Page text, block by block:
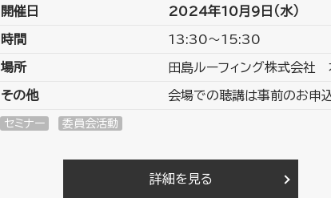
開催日 2024年10月9日（水）
時間 13:30～15:30
場所 田島ルーフィング株式会
その他 会場での聴講は事前のお申
セミナー 委員会活動
詳細を見る